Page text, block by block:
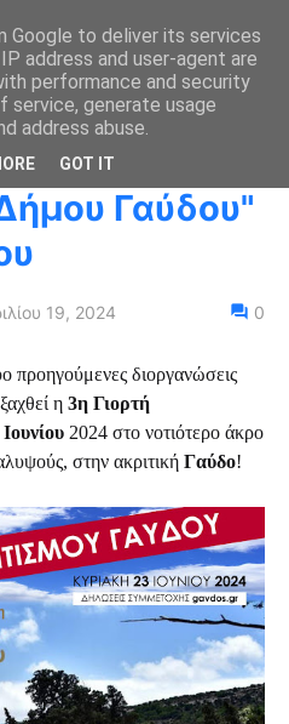
Γαύδου"
19, 2024 0
προηγούμενες διοργανώσεις
η 3η Γιορτή
2024 στο νοτιότερο άκρο
στην ακριτική Γαύδο!
Google to deliver its services
address and user-agent are
performance and security
generate usage
address abuse.
GOT IT